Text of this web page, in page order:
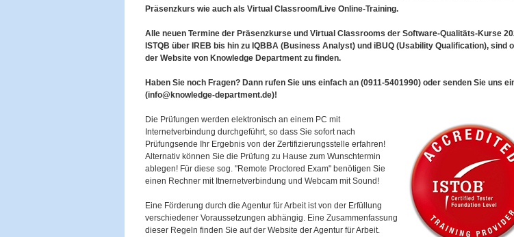
Präsenzkurs wie auch als Virtual Classroom/Live Online-Training.
Alle neuen Termine der Präsenzkurse und Virtual Classrooms der Software-Qualitäts-Kurse
ISTQB über IREB bis hin zu IQBBA (Business Analyst) und iBUQ (Usability Qualification), sind
der Website von Knowledge Department zu finden.
Haben Sie noch Fragen? Dann rufen Sie uns einfach an (0911-5401990) oder senden Sie uns
(info@knowledge-department.de)!
Die Prüfungen werden elektronisch an einem PC mit
Internetverbindung durchgeführt, so dass Sie sofort nach
Prüfungsende Ihr Ergebnis von der Zertifizierungsstelle erfahren!
Alternativ können Sie die Prüfung zu Hause zum Wunschtermin
ablegen! Für diese sog. "Remote Proctored Exam" benötigen Sie
einen Rechner mit Itnernetverbindung und Webcam mit Sound!
Eine Förderung durch die Agentur für Arbeit ist von der Erfüllung
verschiedener Voraussetzungen abhängig. Eine Zusammenfassung
dieser Regeln finden Sie auf der Website der Agentur für Arbeit.